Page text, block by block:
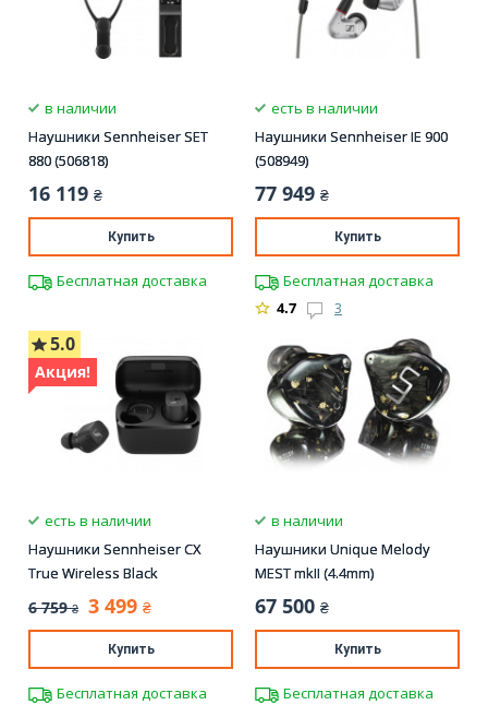
в наличии
Наушники Sennheiser SET
880 (506818)
16 119 ₴
Купить
Бесплатная доставка
есть в наличии
Наушники Sennheiser IE 900
(508949)
77 949 ₴
Купить
Бесплатная доставка
4.7
3
5.0
Акция!
есть в наличии
Наушники Sennheiser CX
True Wireless Black
6 759 ₴ 3 499 ₴
Купить
Бесплатная доставка
в наличии
Наушники Unique Melody
MEST mkII (4.4mm)
67 500 ₴
Купить
Бесплатная доставка